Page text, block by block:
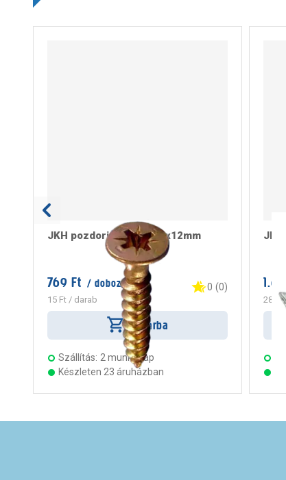
JKH pozdorjacsavar 2,5x12mm
769 Ft / doboz
15 Ft / darab
0 (0)
Kosárba
Szállítás: 2 munkanap
Készleten 23 áruházban
283